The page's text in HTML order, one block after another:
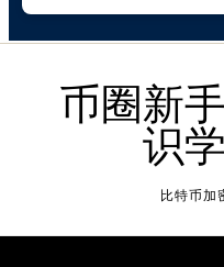
币圈新
识
比特币加